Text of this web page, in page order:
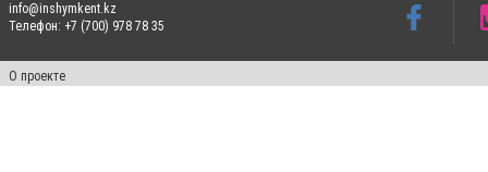
info@inshymkent.kz
Телефон: +7 (700) 978 78 35
О проекте